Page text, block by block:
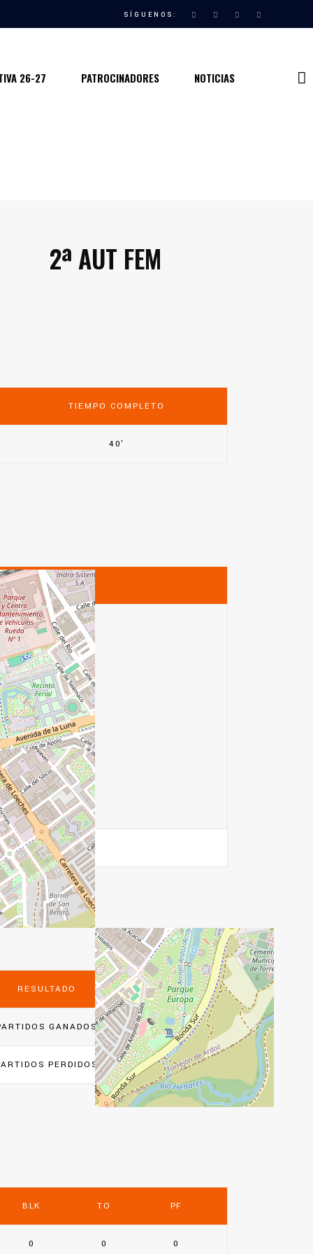
SÍGUENOS:
26-27 PATROCINADORES NOTICIAS
2ª AUT FEM
TIEMPO COMPLETO
40'
RESULTADO
GANADOS
PERDIDOS
BLK TO PF
0 0 0